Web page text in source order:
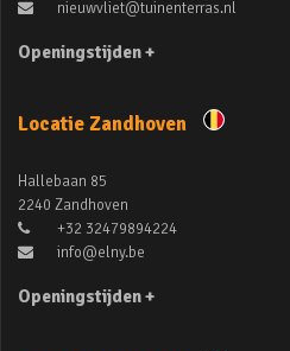
nieuwvliet@tuinenterras.nl
Openingstijden +
Locatie Zandhoven
Hallebaan 85
2240 Zandhoven
+32 32479894224
info@elny.be
Openingstijden +